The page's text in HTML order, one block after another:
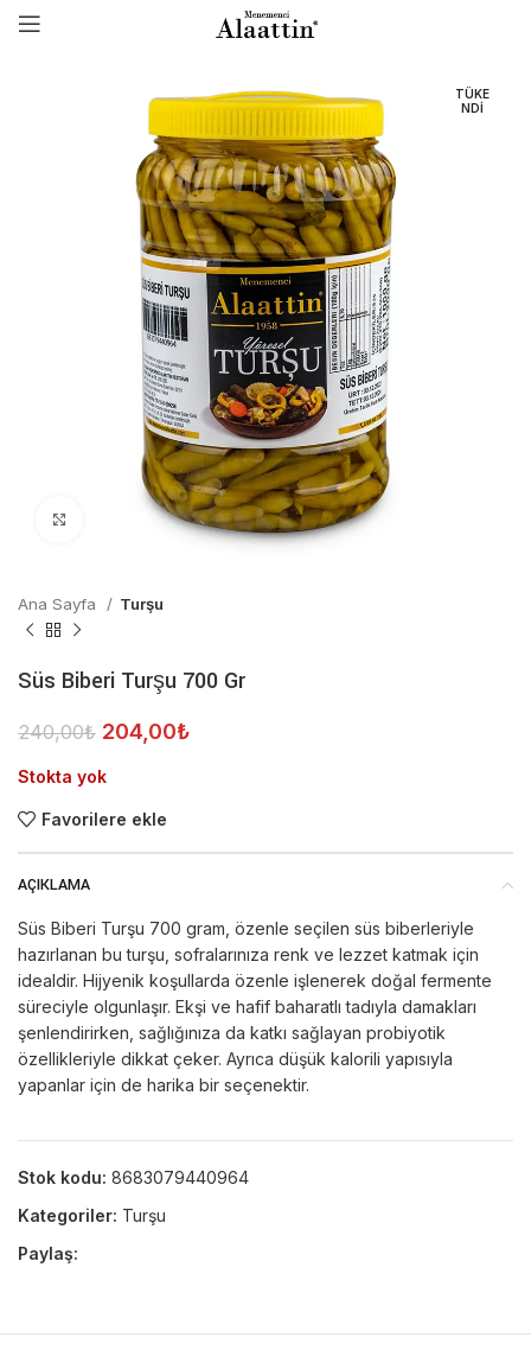
TÜKE
NDI
Click to enlarge
Ana Sayfa Turşu
Süs Biberi Turşu 700 Gr
240,00₺ 204,00₺
Stokta yok
Favorilere ekle
AÇIKLAMA
Süs Biberi Turşu 700 gram, özenle seçilen süs biberleriyle
hazırlanan bu turşu, sofralarınıza renk ve lezzet katmak için
idealdir. Hijyenik koşullarda özenle işlenerek doğal fermente
süreciyle olgunlaşır. Ekşi ve hafif baharatlı tadıyla damakları
şenlendirirken, sağlığınıza da katkı sağlayan probiyotik
özellikleriyle dikkat çeker. Ayrıca düşük kalorili yapısıyla
yapanlar için de harika bir seçenektir.
Stok kodu: 8683079440964
Kategoriler: Turşu
Paylaş: